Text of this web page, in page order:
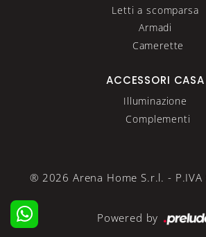
Letti a scomparsa
Armadi
Camerette
ACCESSORI CASA
Illuminazione
Complementi
® 2026 Arena Home S.r.l. -
Powered by